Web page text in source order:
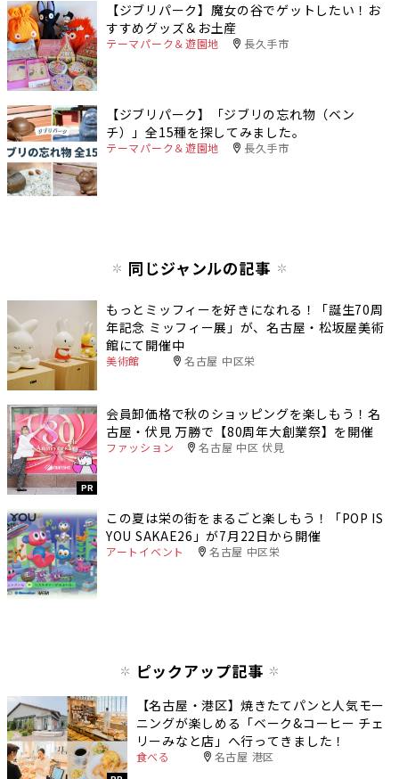
【ジブリパーク】魔女の谷でゲットしたい！お
すすめグッズ＆お土産
テーマパーク＆遊園地 長久手市
【ジブリパーク】「ジブリの忘れ物（ベン
チ）」全15種を探してみました。
テーマパーク＆遊園地 長久手市
同じジャンルの記事
もっとミッフィーを好きになれる！「誕生70周
年記念 ミッフィー展」が、名古屋・松坂屋美術
館にて開催中
美術館 名古屋 中区栄
PR
会員卸価格で秋のショッピングを楽しもう！名
古屋・伏見 万勝で【80周年大創業祭】を開催
ファッション 名古屋 中区 伏見
この夏は栄の街をまるごと楽しもう！「POP IS
YOU SAKAE26」が7月22日から開催
アートイベント 名古屋 中区栄
ピックアップ記事
【名古屋・港区】焼きたてパンと人気モー
ニングが楽しめる「ベーク&コーヒー チェ
リーみなと店」へ行ってきました！
食べる 名古屋 港区